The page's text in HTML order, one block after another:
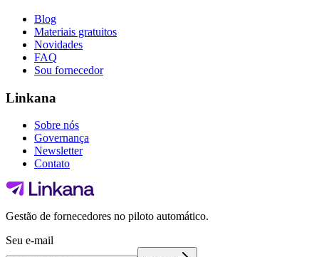
Blog
Materiais gratuitos
Novidades
FAQ
Sou fornecedor
Linkana
Sobre nós
Governança
Newsletter
Contato
Gestão de fornecedores no piloto automático.
Seu e-mail